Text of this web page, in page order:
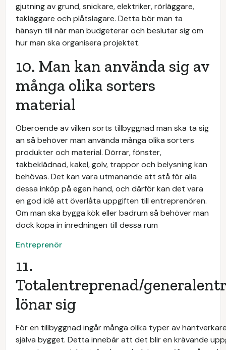
gjutning av grund, snickare, elektriker, rörläggare,
takläggare och plåtslagare. Detta bör man ta
hänsyn till när man budgeterar och beslutar sig om
hur man ska organisera projektet.
10. Man kan använda sig av
många olika sorters
material
Oberoende av vilken sorts tillbyggnad man ska ta sig
an så behöver man använda många olika sorters
produkter och material. Dörrar, fönster,
takbeklädnad, kakel, golv, trappor och belysning kan
behövas. Det kan vara utmanande att stå för alla
dessa inköp på egen hand, och därför kan det vara
en god idé att överlåta uppgiften till entreprenören.
Om man ska bygga kök eller badrum så behöver man
dock köpa in inredningen till dessa rum
Entreprenör
11.
Totalentreprenad/
lönar sig
För en tillbyggnad ingår många olika typer av
själva bygget. Detta innebär att det blir en krävande